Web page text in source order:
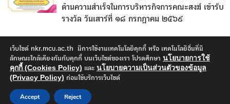
ด้านความสำเร็จในการบริหารกิจการคณะสงฆ์ เข้ารับ
รางวัล วันเสาร์ที่ ๑๘ กรกฎาคม ๒๕๖๙
© มหาวิทยาลัยมหาจุฬาลงกรณราชวิทยาลัย วิทยาเขตนครราชสีมา |
เว็บไซด์ nkr.mcu.ac.th มีการใช้งานเทคโนโลยีคุกกี้ หรือ เทคโนโลยีอื่นที่มี
ลักษณะใกล้เคียงกันกับคุกกี้ บนเว็บไซต์ของเรา โปรดศึกษา นโยบายการใช้
คุกกี้ (Cookies Policy) และ นโยบายความเป็นส่วนตัวของข้อมูล
(Privacy Policy) ก่อนใช้บริการเว็บไซต์
Accept Reject